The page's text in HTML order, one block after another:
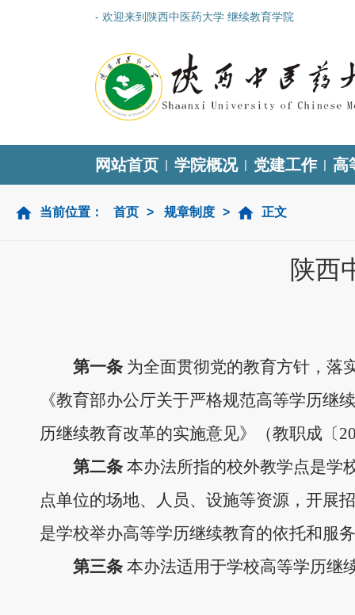
- 欢迎来到陕西中医药大学 继续教育学院
网站首页 | 学院概况 | 党建工作 | 高
当前位置： 首页 > 规章制度 > 正文
陕西
第一条 为全面贯彻党的教育方针，落
《教育部办公厅关于严格规范高等学历继
历继续教育改革的实施意见》（教职成 〔
第二条 本办法所指的校外教学点是学
点单位的场地、人员、设施等资源，开展
是学校举办高等学历继续教育的依托和服
第三条 本办法适用于学校高等学历继